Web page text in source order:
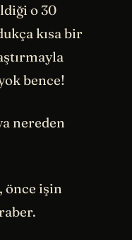
o 30
kısa bir
bence!
nereden
önce işin